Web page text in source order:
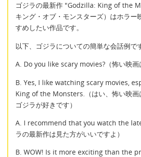
ゴジラの最新作 "Godzilla: King of the
キング・オブ・モンスターズ）はホラー
すめしたい作品です。
以下、ゴジラについての簡単な会話例で
A. Do you like scary movies?（怖い映画
B. Yes, I like watching scary movies,
King of the Monsters.（はい、怖い映画
ゴジラが好きです）
A. I recommend that you watch the
ラの最新作は見た方がいいですよ）
B. WOW! Is it more exciting than the